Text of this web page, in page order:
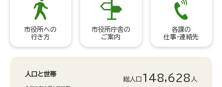
市役所への
行き方
市役所庁舎の
ご案内
各課の
仕事・連絡先
人口と世帯
総人口 148,628 人